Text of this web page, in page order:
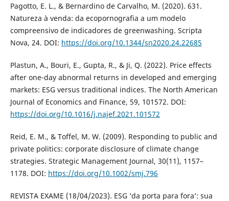
Pagotto, E. L., & Bernardino de Carvalho, M. (2020). 631.
Natureza à venda: da ecopornografia a um modelo
compreensivo de indicadores de greenwashing. Scripta
Nova, 24. DOI: https://doi.org/10.1344/sn2020.24.22685
Plastun, A., Bouri, E., Gupta, R., & Ji, Q. (2022). Price effects
after one-day abnormal returns in developed and emerging
markets: ESG versus traditional indices. The North American
Journal of Economics and Finance, 59, 101572. DOI:
https://doi.org/10.1016/j.najef.2021.101572
Reid, E. M., & Toffel, M. W. (2009). Responding to public and
private politics: corporate disclosure of climate change
strategies. Strategic Management Journal, 30(11), 1157–
1178. DOI: https://doi.org/10.1002/smj.796
REVISTA EXAME (18/04/2023). ESG ‘da porta para fora’: sua